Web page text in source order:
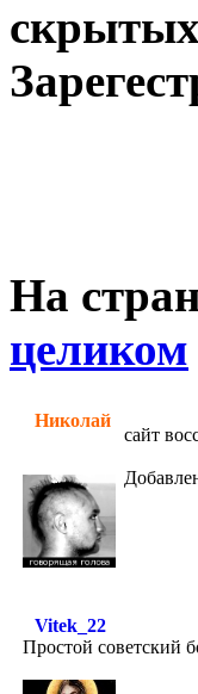
На
целиком
Николай
сайт
Vitek_22
Простой советский